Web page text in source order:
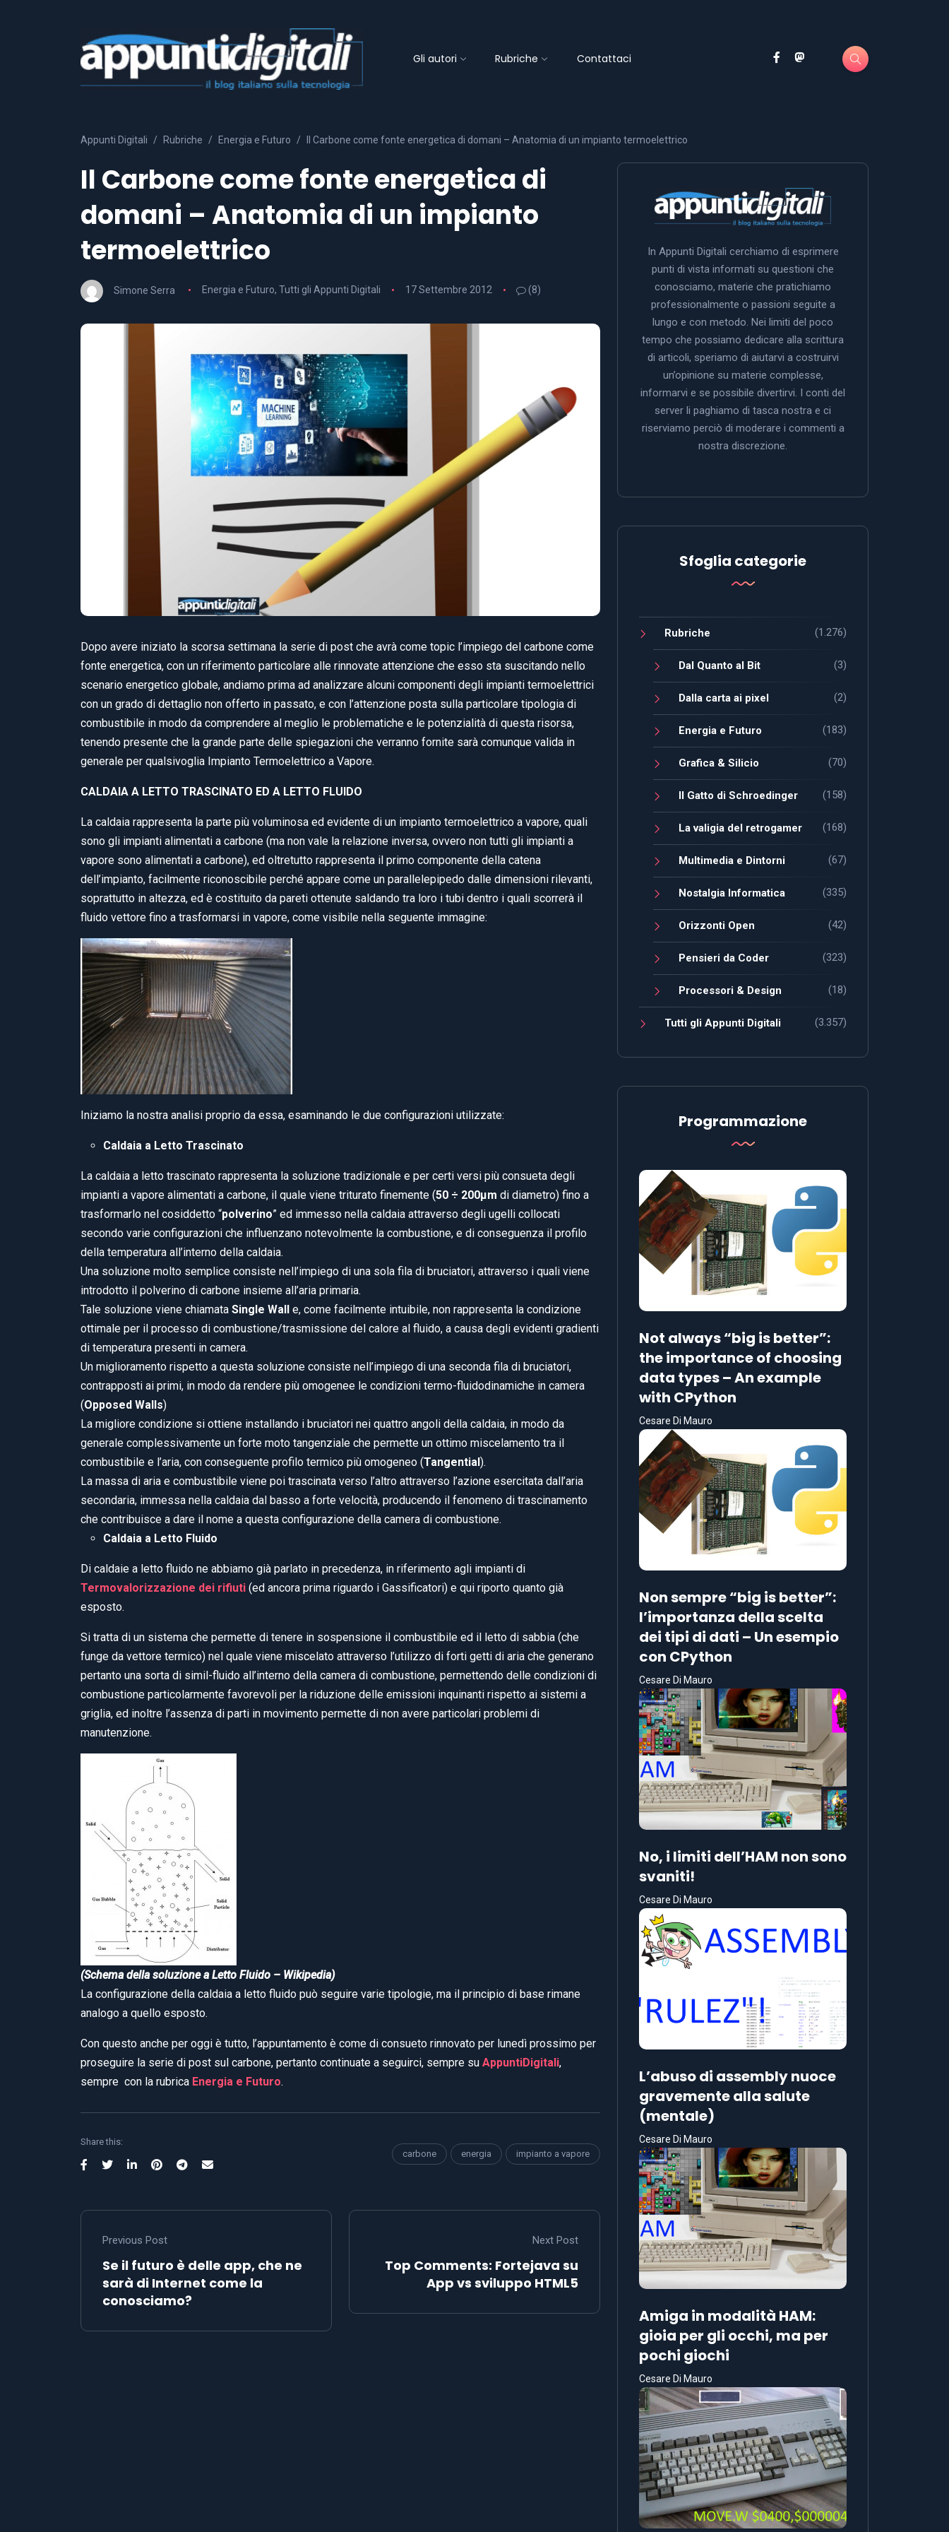
Gli autori Rubriche Contattaci
Appunti Digitali Rubriche Energia e Futuro Il Carbone come fonte energetica di domani – Anatomia di un impianto termoelettrico
Il Carbone come fonte energetica di
domani – Anatomia di un impianto
termoelettrico
Simone Serra Energia e Futuro, Tutti gli Appunti Digitali 17 Settembre 2012 (8)
Dopo avere iniziato la scorsa settimana la serie di post che avrà come topic l’impiego del carbone come
fonte energetica, con un riferimento particolare alle rinnovate attenzione che esso sta suscitando nello
scenario energetico globale, andiamo prima ad analizzare alcuni componenti degli impianti termoelettrici
con un grado di dettaglio non offerto in passato, e con l’attenzione posta sulla particolare tipologia di
combustibile in modo da comprendere al meglio le problematiche e le potenzialità di questa risorsa,
tenendo presente che la grande parte delle spiegazioni che verranno fornite sarà comunque valida in
generale per qualsivoglia Impianto Termoelettrico a Vapore.
CALDAIA A LETTO TRASCINATO ED A LETTO FLUIDO
La caldaia rappresenta la parte più voluminosa ed evidente di un impianto termoelettrico a vapore, quali
sono gli impianti alimentati a carbone (ma non vale la relazione inversa, ovvero non tutti gli impianti a
vapore sono alimentati a carbone), ed oltretutto rappresenta il primo componente della catena
dell’impianto, facilmente riconoscibile perché appare come un parallelepipedo dalle dimensioni rilevanti,
soprattutto in altezza, ed è costituito da pareti ottenute saldando tra loro i tubi dentro i quali scorrerà il
fluido vettore fino a trasformarsi in vapore, come visibile nella seguente immagine:
Iniziamo la nostra analisi proprio da essa, esaminando le due configurazioni utilizzate:
Caldaia a Letto Trascinato
La caldaia a letto trascinato rappresenta la soluzione tradizionale e per certi versi più consueta degli
impianti a vapore alimentati a carbone, il quale viene triturato finemente (50 ÷ 200µm di diametro) fino a
trasformarlo nel cosiddetto “polverino” ed immesso nella caldaia attraverso degli ugelli collocati
secondo varie configurazioni che influenzano notevolmente la combustione, e di conseguenza il profilo
della temperatura all’interno della caldaia.
Una soluzione molto semplice consiste nell’impiego di una sola fila di bruciatori, attraverso i quali viene
introdotto il polverino di carbone insieme all’aria primaria.
Tale soluzione viene chiamata Single Wall e, come facilmente intuibile, non rappresenta la condizione
ottimale per il processo di combustione/trasmissione del calore al fluido, a causa degli evidenti gradienti
di temperatura presenti in camera.
Un miglioramento rispetto a questa soluzione consiste nell’impiego di una seconda fila di bruciatori,
contrapposti ai primi, in modo da rendere più omogenee le condizioni termo-fluidodinamiche in camera
(Opposed Walls)
La migliore condizione si ottiene installando i bruciatori nei quattro angoli della caldaia, in modo da
generale complessivamente un forte moto tangenziale che permette un ottimo miscelamento tra il
combustibile e l’aria, con conseguente profilo termico più omogeneo (Tangential).
La massa di aria e combustibile viene poi trascinata verso l’altro attraverso l’azione esercitata dall’aria
secondaria, immessa nella caldaia dal basso a forte velocità, producendo il fenomeno di trascinamento
che contribuisce a dare il nome a questa configurazione della camera di combustione.
Caldaia a Letto Fluido
Di caldaie a letto fluido ne abbiamo già parlato in precedenza, in riferimento agli impianti di
Termovalorizzazione dei rifiuti (ed ancora prima riguardo i Gassificatori) e qui riporto quanto già
esposto.
Si tratta di un sistema che permette di tenere in sospensione il combustibile ed il letto di sabbia (che
funge da vettore termico) nel quale viene miscelato attraverso l’utilizzo di forti getti di aria che generano
pertanto una sorta di simil-fluido all’interno della camera di combustione, permettendo delle condizioni di
combustione particolarmente favorevoli per la riduzione delle emissioni inquinanti rispetto ai sistemi a
griglia, ed inoltre l’assenza di parti in movimento permette di non avere particolari problemi di
manutenzione.
(Schema della soluzione a Letto Fluido – Wikipedia)
La configurazione della caldaia a letto fluido può seguire varie tipologie, ma il principio di base rimane
analogo a quello esposto.
Con questo anche per oggi è tutto, l’appuntamento è come di consueto rinnovato per lunedì prossimo per
proseguire la serie di post sul carbone, pertanto continuate a seguirci, sempre su AppuntiDigitali,
sempre con la rubrica Energia e Futuro.
Share this:
carbone
energia impianto a vapore
Previous Post
Se il futuro è delle app, che ne
sarà di Internet come la
conosciamo?
Next Post
Top Comments: Fortejava su
App vs sviluppo HTML5
In Appunti Digitali cerchiamo di esprimere
punti di vista informati su questioni che
conosciamo, materie che pratichiamo
professionalmente o passioni seguite a
lungo e con metodo. Nei limiti del poco
tempo che possiamo dedicare alla scrittura
di articoli, speriamo di aiutarvi a costruirvi
un’opinione su materie complesse,
informarvi e se possibile divertirvi. I conti del
server li paghiamo di tasca nostra e ci
riserviamo perciò di moderare i commenti a
nostra discrezione.
Sfoglia categorie
Rubriche (1.276)
Dal Quanto al Bit (3)
Dalla carta ai pixel (2)
Energia e Futuro (183)
Grafica & Silicio (70)
Il Gatto di Schroedinger (158)
La valigia del retrogamer (168)
Multimedia e Dintorni (67)
Nostalgia Informatica (335)
Orizzonti Open (42)
Pensieri da Coder (323)
Processori & Design (18)
Tutti gli Appunti Digitali (3.357)
Programmazione
Not always “big is better”:
the importance of choosing
data types – An example
with CPython
Cesare Di Mauro
Non sempre “big is better”:
l’importanza della scelta
dei tipi di dati – Un esempio
con CPython
Cesare Di Mauro
No, i limiti dell’HAM non sono
svaniti!
Cesare Di Mauro
L’abuso di assembly nuoce
gravemente alla salute
(mentale)
Cesare Di Mauro
Amiga in modalità HAM:
gioia per gli occhi, ma per
pochi giochi
Cesare Di Mauro